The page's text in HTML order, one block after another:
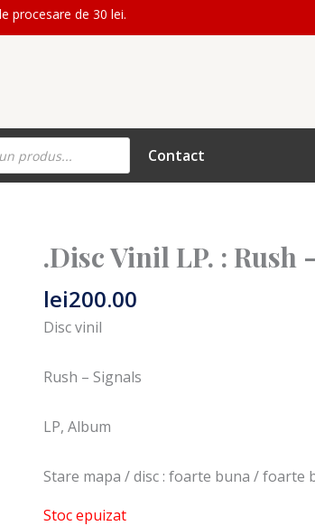
procesare de 30 lei.
Contact
.Disc Vinil LP. : Rush
lei200.00
Disc vinil
Rush – Signals
LP, Album
Stare mapa / disc : foarte buna / foarte
Stoc epuizat